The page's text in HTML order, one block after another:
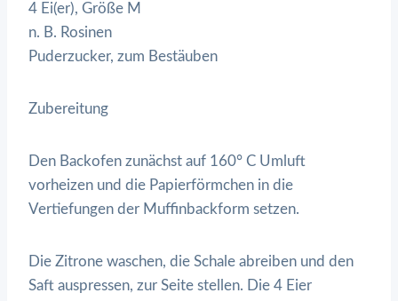
4 Ei(er), Größe M
n. B. Rosinen
Puderzucker, zum Bestäuben
Zubereitung
Den Backofen zunächst auf 160° C Umluft
vorheizen und die Papierförmchen in die
Vertiefungen der Muffinbackform setzen.
Die Zitrone waschen, die Schale abreiben und den
Saft auspressen, zur Seite stellen. Die 4 Eier